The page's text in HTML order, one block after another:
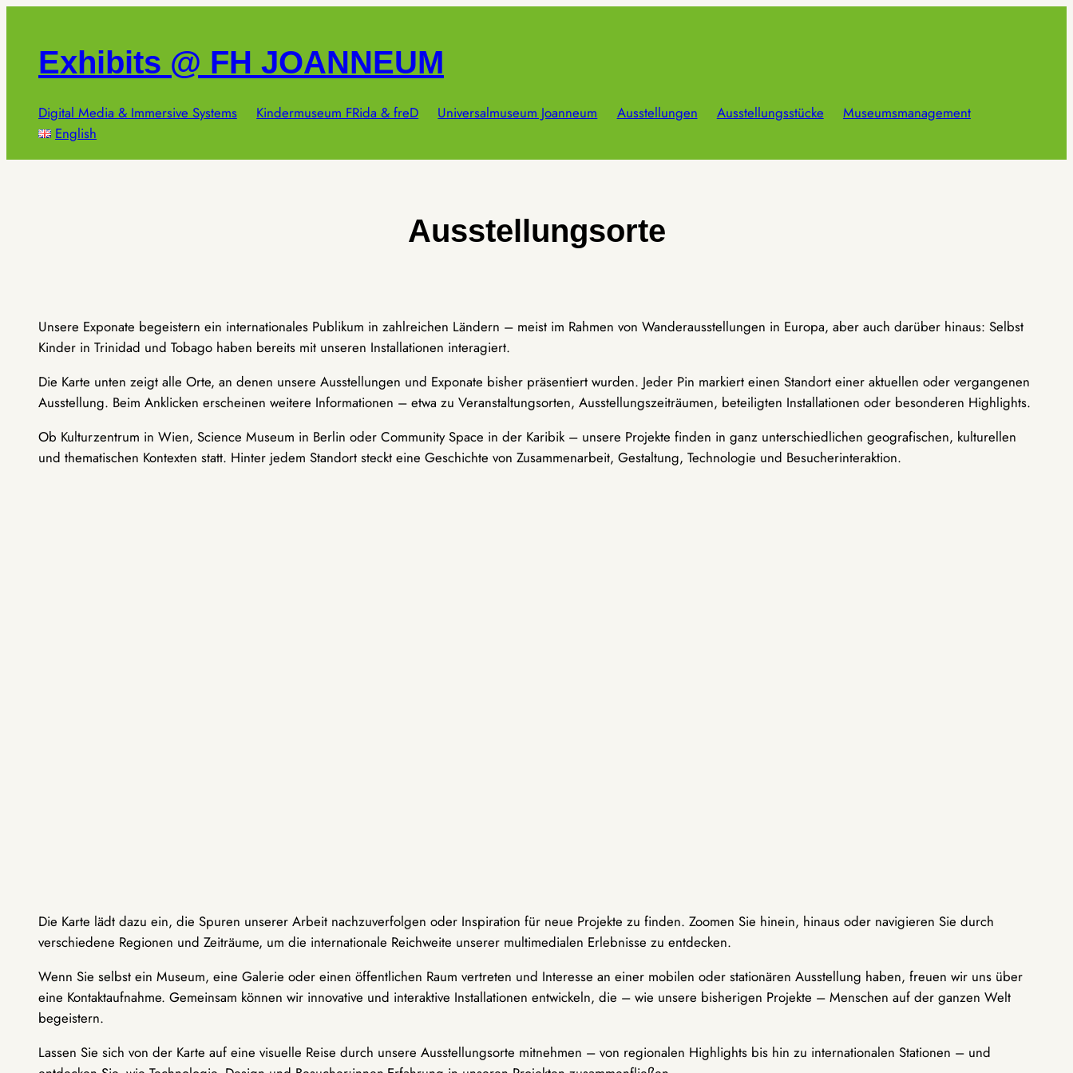
springenExhibits @ FH JOANNEUM
Digital Media & Immersive Systems Kindermuseum FRida & freD Universalmuseum Joanneum Ausstellungen Ausstellungsstücke
Museumsmanagement
English
Ausstellungsorte
Unsere Exponate begeistern ein internationales Publikum in zahlreichen Ländern – meist im Rahmen von Wanderausstellungen in Europa, aber auch darüber hinaus: Selbst
Kinder in Trinidad und Tobago haben bereits mit unseren Installationen interagiert.
Die Karte unten zeigt alle Orte, an denen unsere Ausstellungen und Exponate bisher präsentiert wurden. Jeder Pin markiert einen Standort einer aktuellen oder vergangenen
Ausstellung. Beim Anklicken erscheinen weitere Informationen – etwa zu Veranstaltungsorten, Ausstellungszeiträumen, beteiligten Installationen oder besonderen Highlights.
Ob Kulturzentrum in Wien, Science Museum in Berlin oder Community Space in der Karibik – unsere Projekte finden in ganz unterschiedlichen geografischen, kulturellen
und thematischen Kontexten statt. Hinter jedem Standort steckt eine Geschichte von Zusammenarbeit, Gestaltung, Technologie und Besucherinteraktion.
Die Karte lädt dazu ein, die Spuren unserer Arbeit nachzuverfolgen oder Inspiration für neue Projekte zu finden. Zoomen Sie hinein, hinaus oder navigieren Sie durch
verschiedene Regionen und Zeiträume, um die internationale Reichweite unserer multimedialen Erlebnisse zu entdecken.
Wenn Sie selbst ein Museum, eine Galerie oder einen öffentlichen Raum vertreten und Interesse an einer mobilen oder stationären Ausstellung haben, freuen wir uns über
eine Kontaktaufnahme. Gemeinsam können wir innovative und interaktive Installationen entwickeln, die – wie unsere bisherigen Projekte – Menschen auf der ganzen Welt
begeistern.
Lassen Sie sich von der Karte auf eine visuelle Reise durch unsere Ausstellungsorte mitnehmen – von regionalen Highlights bis hin zu internationalen Stationen – und